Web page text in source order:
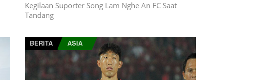
Kegilaan Suporter Song Lam Nghe An FC Saat
Tandang
BERITA ASIA